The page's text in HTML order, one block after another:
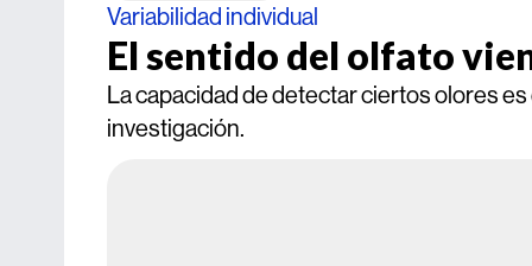
Variabilidad individual
El sentido del olfato
La capacidad de detectar ciertos olores
investigación.